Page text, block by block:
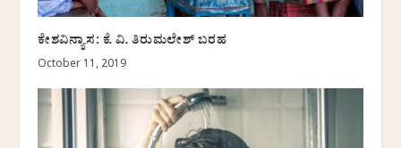
ಕೇಶವಿನ್ಯಾಸ: ಕೆ. ವಿ. ತಿರುಮಲೇಶ್ ಬರಹ
October 11, 2019